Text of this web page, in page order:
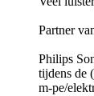
Partner
Philips
tijdens de
m-pe/